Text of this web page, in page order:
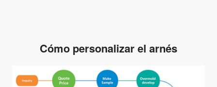
Cómo personalizar el arnés